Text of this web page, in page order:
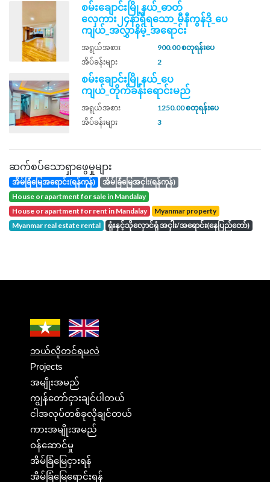
စမ်းချောင်းမြို့နယ်_ဓာတ်
လှေကား၂၄နာရီရသော_မီနီကွန်ဒို_ပေ
ကျယ်_အလွှာနိမ့်_အရောင်း
အရွယ်အစား
900.00 စတုရန်းပေ
အိပ်ခန်းများ
2
စမ်းချောင်းမြို့နယ်_ပေ
ကျယ်_တိုက်ခန်းရောင်းမည်
အရွယ်အစား
1250.00 စတုရန်းပေ
အိပ်ခန်းများ
3
ဆက်စပ်သောရှာဖွေမှုများ
အိမ်ခြံမြေအရောင်း(ရန်ကုန်)
အိမ်ခြံမြေအငှါး(ရန်ကုန်)
house or apartment for sale in Mandalay
house or apartment for rent in Mandalay
Myanmar property
Myanmar real estate rental
ရုံးနှင့်သိုလှောင်ရုံ အငှါး/အရောင်း(နေပြည်တော်)
ဘယ်လိုတင်ရမလဲ
Projects
အမျိုးအမည်
ကျွန်တော်ငှားချင်ပါတယ်
ငါအလုပ်တစ်ခုလိုချင်တယ်
ကားအမျိုးအမည်
ဝန်ဆောင်မှု
အိမ်ခြံမြေငှားရန်
အိမ်ခြံမြေရောင်းရန်